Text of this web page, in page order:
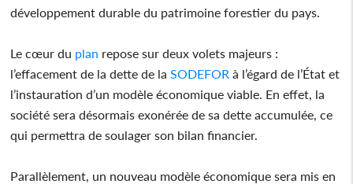
développement durable du patrimoine forestier du pays.
Le cœur du plan repose sur deux volets majeurs :
l’effacement de la dette de la SODEFOR à l’égard de l’État et
l’instauration d’un modèle économique viable. En effet, la
société sera désormais exonérée de sa dette accumulée, ce
qui permettra de soulager son bilan financier.
Parallèlement, un nouveau modèle économique sera mis en